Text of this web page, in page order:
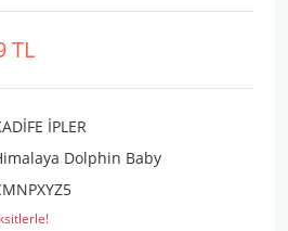
TL
İPLER
Dolphin Baby